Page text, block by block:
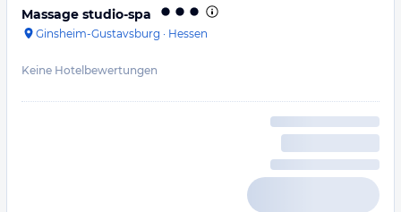
Massage studio-spa
Ginsheim-Gustavsburg · Hessen
Keine Hotelbewertungen